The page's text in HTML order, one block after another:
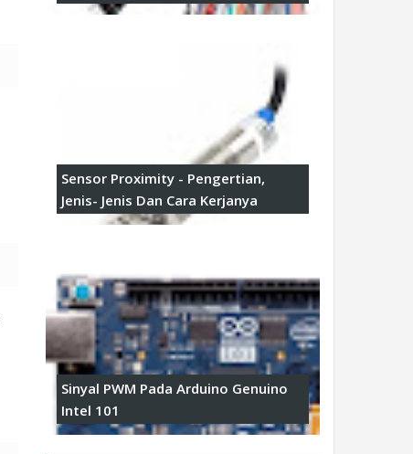
Sensor Proximity - Pengertian,
Jenis- Jenis Dan Cara Kerjanya
Sinyal PWM Pada Arduino Genuino
Intel 101